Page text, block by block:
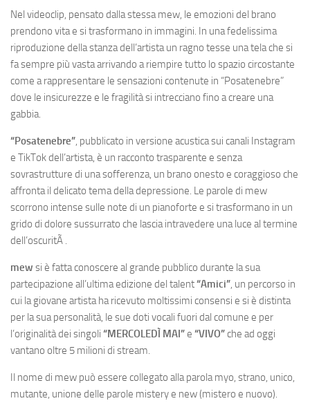
Nel videoclip, pensato dalla stessa mew, le emozioni del brano
prendono vita e si trasformano in immagini. In una fedelissima
riproduzione della stanza dell’artista un ragno tesse una tela che si
fa sempre più vasta arrivando a riempire tutto lo spazio circostante
come a rappresentare le sensazioni contenute in “Posatenebre”
dove le insicurezze e le fragilità si intrecciano fino a creare una
gabbia.
“Posatenebre”, pubblicato in versione acustica sui canali Instagram
e TikTok dell’artista, è un racconto trasparente e senza
sovrastrutture di una sofferenza, un brano onesto e coraggioso che
affronta il delicato tema della depressione. Le parole di mew
scorrono intense sulle note di un pianoforte e si trasformano in un
grido di dolore sussurrato che lascia intravedere una luce al termine
dell’oscuritÃ .
mew si è fatta conoscere al grande pubblico durante la sua
partecipazione all’ultima edizione del talent“Amici”, un percorso in
cui la giovane artista ha ricevuto moltissimi consensi e si è distinta
per la sua personalità, le sue doti vocali fuori dal comune e per
l’originalità dei singoli “MERCOLEDÌ MAI”e “VIVO”che ad oggi
vantano oltre 5 milioni di stream.
Il nome di mew può essere collegato alla parola myo, strano, unico,
mutante, unione delle parole mistery e new (mistero e nuovo).